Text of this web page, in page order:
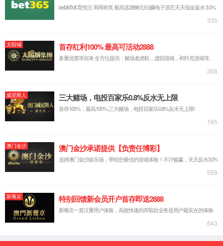
干式软光缆
第1页/共1页 共有
公司简介
公司简介
企业风貌
产品和业务
射频基础连接
新能源连接
新闻中心